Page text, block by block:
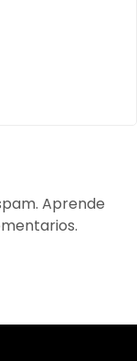
Aprende